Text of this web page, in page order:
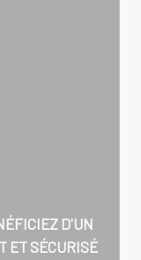
D'UN
ET SÉCURISÉ